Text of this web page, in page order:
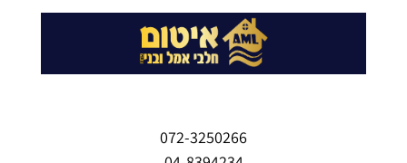
072-3250266